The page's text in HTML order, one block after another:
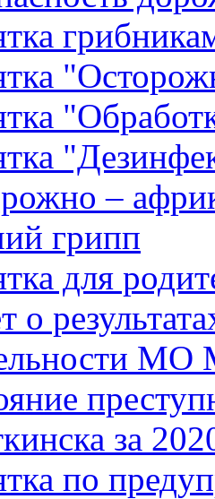
–
грипп
для
о
МО
за
по